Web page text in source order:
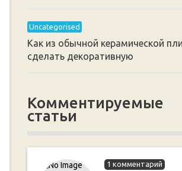
Uncategorised
Как из обычной керамической
сделать декоративную
Комментируемые
статьи
1 комментарий